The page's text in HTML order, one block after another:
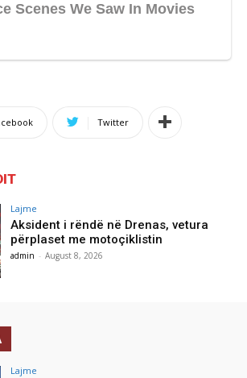
Twitter
Lajme
Aksident i rëndë në Drenas, vetura
përplaset me motoçiklistin
admin - August 8, 2026
Lajme